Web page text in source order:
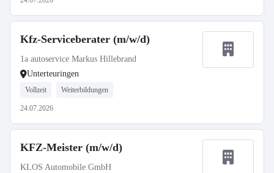
Kfz-Serviceberater (m/w/d)
1a autoservice Markus Hillebrand
Unterteuringen
Vollzeit Weiterbildungen
24.07.2026
KFZ-Meister (m/w/d)
KLOS Automobile GmbH